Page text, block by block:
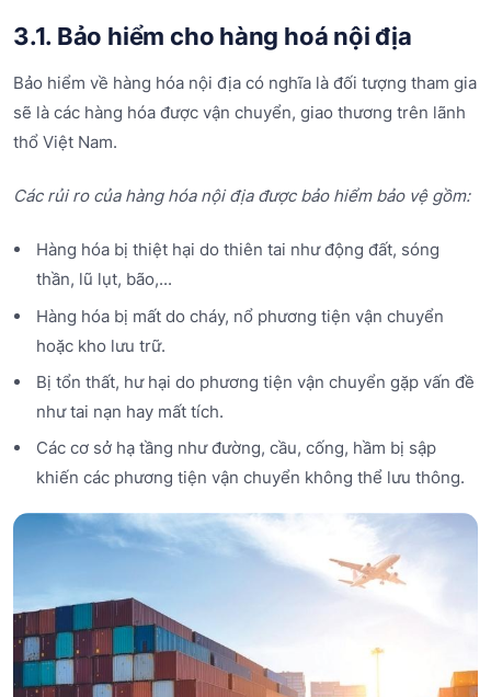
3.1. Bảo hiểm cho hàng hoá nội địa
Bảo hiểm về hàng hóa nội địa có nghĩa là đối tượng tham gia
sẽ là các hàng hóa được vận chuyển, giao thương trên lãnh
thổ Việt Nam.
Các rủi ro của hàng hóa nội địa được bảo hiểm bảo vệ gồm:
Hàng hóa bị thiệt hại do thiên tai như động đất, sóng
thần, lũ lụt, bão,...
Hàng hóa bị mất do cháy, nổ phương tiện vận chuyển
hoặc kho lưu trữ.
Bị tổn thất, hư hại do phương tiện vận chuyển gặp vấn đề
như tai nạn hay mất tích.
Các cơ sở hạ tầng như đường, cầu, cống, hầm bị sập
khiến các phương tiện vận chuyển không thể lưu thông.